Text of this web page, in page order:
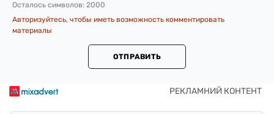
Осталось символов: 2000
Авторизуйтесь, чтобы иметь возможность комментировать
материалы
ОТПРАВИТЬ